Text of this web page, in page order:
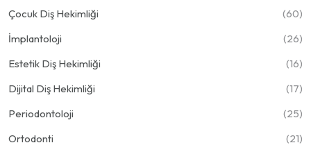
Çocuk Diş Hekimliği
(60)
İmplantoloji
(26)
Estetik Diş Hekimliği
(16)
Dijital Diş Hekimliği
(17)
Periodontoloji
(25)
Ortodonti
(21)